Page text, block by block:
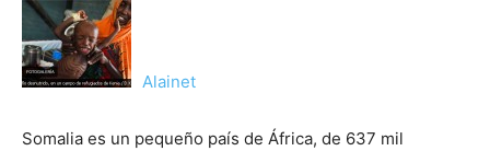
Alainet
Somalia es un pequeño país de África, de 637 mil